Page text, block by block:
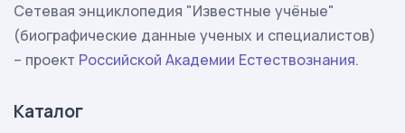
Сетевая энциклопедия "Известные учёные"
(биографические данные ученых и специалистов)
– проект Российской Академии Естествознания.
Каталог